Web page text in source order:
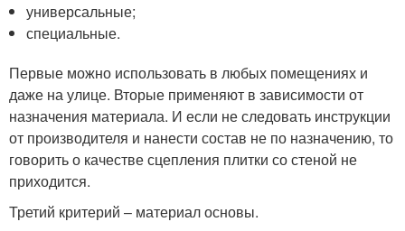
универсальные;
специальные.
Первые можно использовать в любых помещениях и
даже на улице. Вторые применяют в зависимости от
назначения материала. И если не следовать инструкции
от производителя и нанести состав не по назначению, то
говорить о качестве сцепления плитки со стеной не
приходится.
Третий критерий – материал основы.